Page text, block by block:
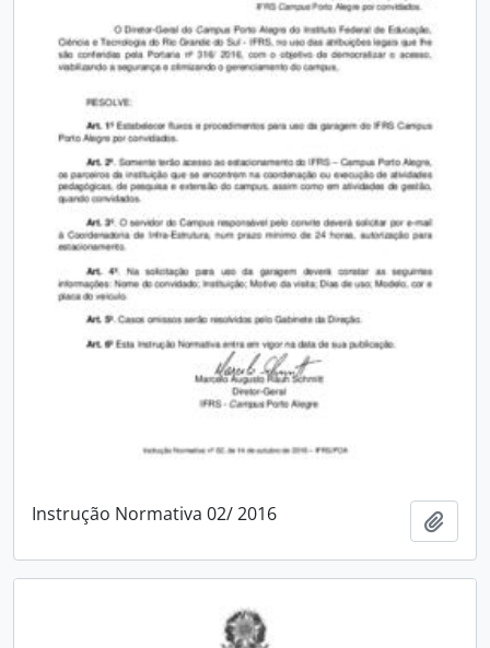
Instrução Normativa 02/ 2016